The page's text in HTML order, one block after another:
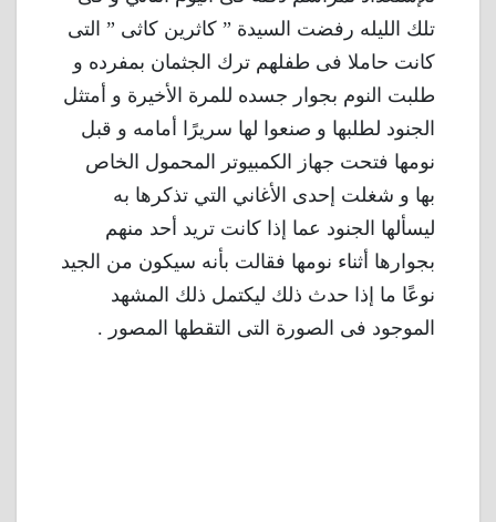
تلك الليله رفضت السيدة ” كاثرين كاثى ” التى
كانت حاملا فى طفلهم ترك الجثمان بمفرده و
طلبت النوم بجوار جسده للمرة الأخيرة و أمتثل
الجنود لطلبها و صنعوا لها سريرًا أمامه و قبل
نومها فتحت جهاز الكمبيوتر المحمول الخاص
بها و شغلت إحدى الأغاني التي تذكرها به
ليسألها الجنود عما إذا كانت تريد أحد منهم
بجوارها أثناء نومها فقالت بأنه سيكون من الجيد
نوعًا ما إذا حدث ذلك ليكتمل ذلك المشهد
الموجود فى الصورة التى التقطها المصور .